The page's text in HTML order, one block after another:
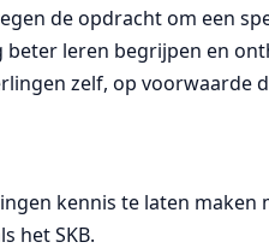
de opdracht om een
leren begrijpen en
zelf, op voorwaarde
kennis te laten
het SKB.